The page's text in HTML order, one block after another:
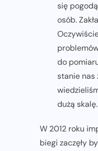
się
osób.
do
stanie nas
dużą skalę.
W 2012 roku
biegi zaczęły